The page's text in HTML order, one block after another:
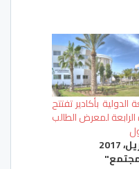
الدولية بأكادير تفتتح
الرابعة لمعرض الطالب